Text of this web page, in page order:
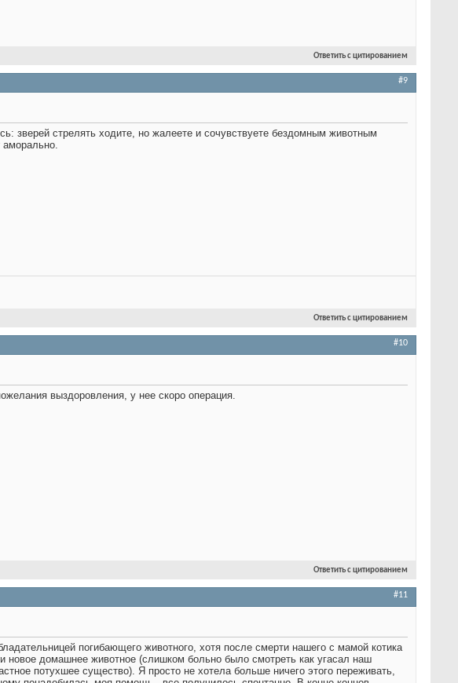
Ответить с цитированием
#9
зверей стрелять ходите, но жалеете и сочувствуете бездомным животным
Ответить с цитированием
#10
выздоровления, у нее скоро операция.
Ответить с цитированием
#11
погибающего животного, хотя после смерти нашего с мамой котика
новое домашнее животное (слишком больно было смотреть как угасал наш
потухшее существо). Я просто не хотела больше ничего этого переживать,